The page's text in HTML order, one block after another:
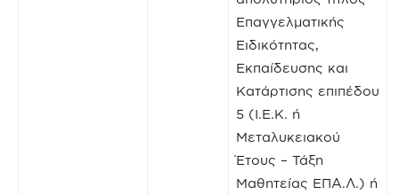
Επαγγελματικής
Ειδικότητας,
Εκπαίδευσης και
Κατάρτισης επιπέδου
5 (Ι.Ε.Κ. ή
Μεταλυκειακού
Έτους – Τάξη
Μαθητείας ΕΠΑ.Λ.) ή